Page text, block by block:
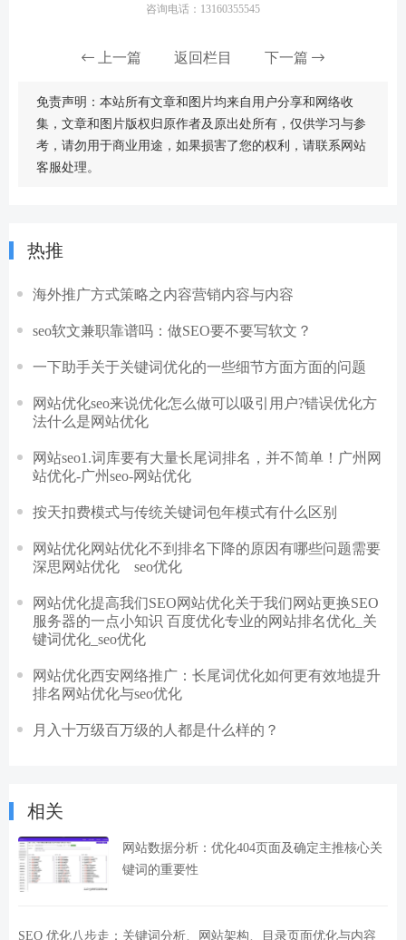
咨询电话：13160355545
上一篇 返回栏目 下一篇
免责声明：本站所有文章和图片均来自用户分享和网络收
集，文章和图片版权归原作者及原出处所有，仅供学习与参
考，请勿用于商业用途，如果损害了您的权利，请联系网站
客服处理。
热推
海外推广方式策略之内容营销内容与内容
seo软文兼职靠谱吗：做SEO要不要写软文？
一下助手关于关键词优化的一些细节方面方面的问题
网站优化seo来说优化怎么做可以吸引用户?错误优化方
法什么是网站优化
网站seo1.词库要有大量长尾词排名，并不简单！广州网
站优化-广州seo-网站优化
按天扣费模式与传统关键词包年模式有什么区别
网站优化网站优化不到排名下降的原因有哪些问题需要
深思网站优化 seo优化
网站优化提高我们SEO网站优化关于我们网站更换SEO
服务器的一点小知识 百度优化专业的网站排名优化_关
键词优化_seo优化
网站优化西安网络推广：长尾词优化如何更有效地提升
排名网站优化与seo优化
月入十万级百万级的人都是什么样的？
相关
网站数据分析：优化404页面及确定主推核心关
键词的重要性
SEO 优化八步走：关键词分析、网站架构、目录页面优化与内容